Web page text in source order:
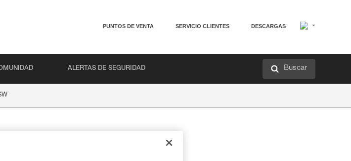
PUNTOS DE VENTA SERVICIO CLIENTES DESCARGAS
ALERTAS DE SEGURIDAD Buscar